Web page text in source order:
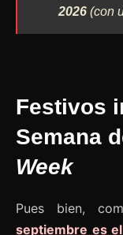
2026 (con
Festivos
Semana
Week
Pues bien,
septiembre es